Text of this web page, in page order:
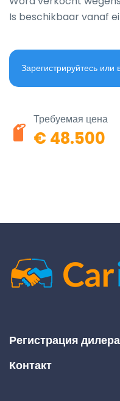
Is beschikbaar vanaf
Зарегистрируйтесь или
Требуемая цена
€ 48.500
Регистрация дилера
Контакт